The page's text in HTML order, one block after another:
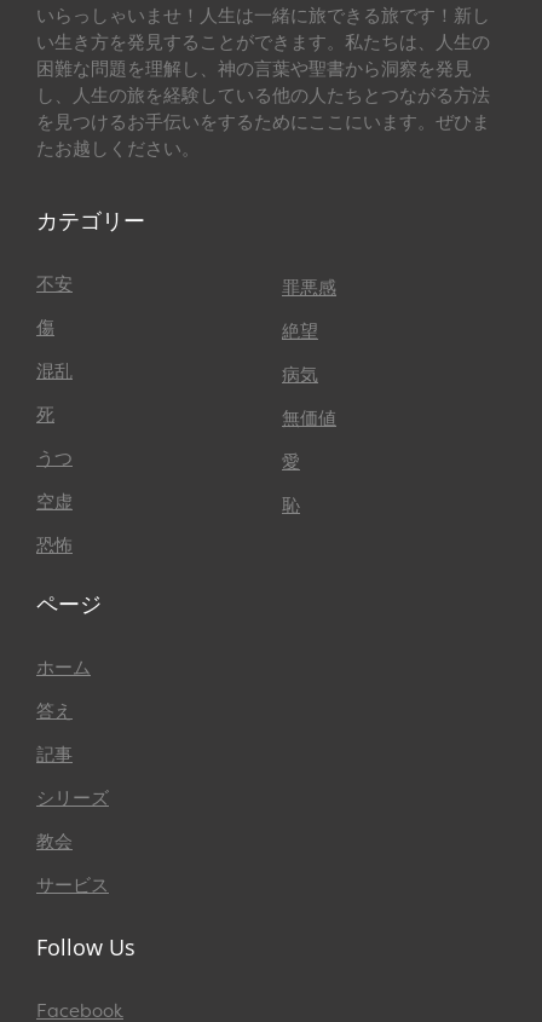
いらっしゃいませ！人生は一緒に旅できる旅です！新し
い生き方を発見することができます。私たちは、人生の
困難な問題を理解し、神の言葉や聖書から洞察を発見
し、人生の旅を経験している他の人たちとつながる方法
を見つけるお手伝いをするためにここにいます。ぜひま
たお越しください。
カテゴリー
不安
傷
混乱
死
うつ
空虚
恐怖
罪悪感
絶望
病気
無価値
愛
恥
ページ
ホーム
答え
記事
シリーズ
教会
サービス
Follow Us
Facebook